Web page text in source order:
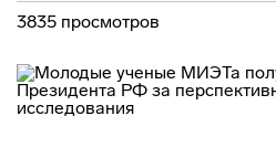
3835 просмотров